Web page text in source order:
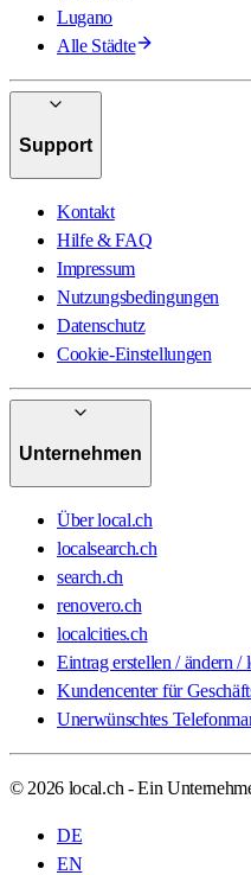
Lugano
Alle Städte
Support
Kontakt
Hilfe & FAQ
Impressum
Nutzungsbedingungen
Datenschutz
Cookie-Einstellungen
Unternehmen
Über local.ch
localsearch.ch
search.ch
renovero.ch
localcities.ch
Eintrag erstellen / ändern /
Kundencenter für
Unerwünschtes
© 2026 local.ch - Ein
DE
EN